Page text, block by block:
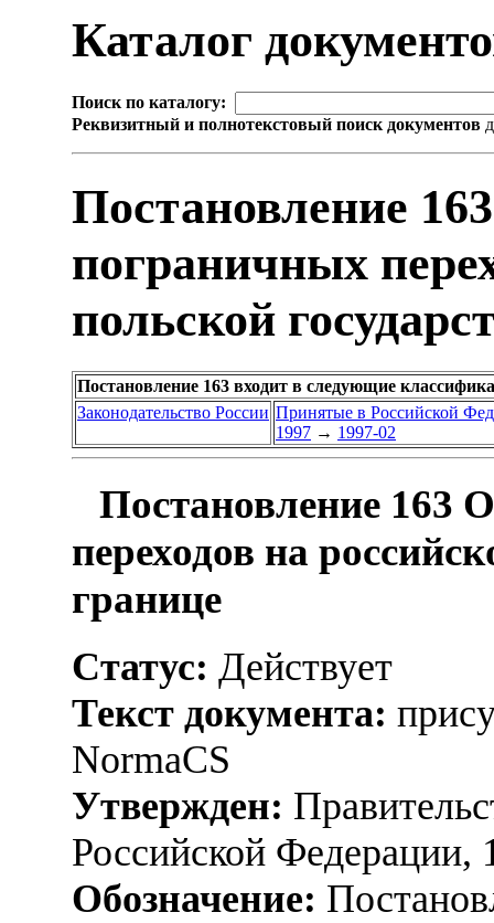
Каталог
Поиск по каталогу:
Реквизитный и полнотекстовый поиск документов
Постановление
пограничных
польской
Постановление 163 входит в следующие
Законодательство России Принятые в Российской
1997 → 1997-02
Постановление 163
переходов на
границе
Статус: Действует
Текст документа:
NormaCS
Утвержден:
Российской Федерации,
Обозначение: